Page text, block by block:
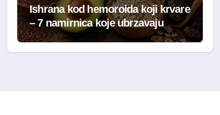
Ishrana kod hemoroida koji krvare
– 7 namirnica koje ubrzavaju
oporavak